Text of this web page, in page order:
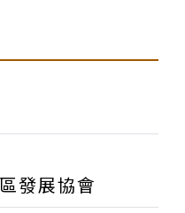
發展協會